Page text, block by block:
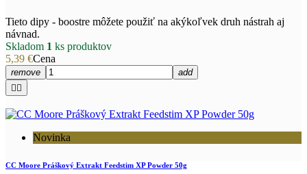
Tieto dipy - boostre môžete použiť na akýkoľvek druh nástrah aj
návnad.
Skladom 1 ks produktov
5,39 €Cena
remove
add
 
Novinka
CC Moore Práškový Extrakt Feedstim XP Powder 50g